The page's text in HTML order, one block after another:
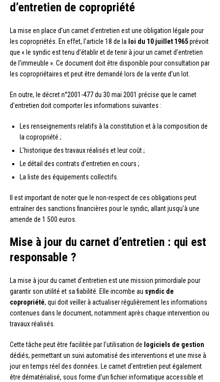
d’entretien de copropriété
La mise en place d’un carnet d’entretien est une obligation légale pour
les copropriétés. En effet, l’article 18 de la loi du 10 juillet 1965prévoit
que « le syndic est tenu d’établir et de tenir à jour un carnet d’entretien
de l’immeuble ». Ce document doit être disponible pour consultation par
les copropriétaires et peut être demandé lors de la vente d’un lot.
En outre, le décret n°2001-477 du 30 mai 2001 précise que le carnet
d’entretien doit comporter les informations suivantes :
Les renseignements relatifs à la constitution et à la composition de
la copropriété ;
L’historique des travaux réalisés et leur coût ;
Le détail des contrats d’entretien en cours ;
La liste des équipements collectifs.
Il est important de noter que le non-respect de ces obligations peut
entraîner des sanctions financières pour le syndic, allant jusqu’à une
amende de 1 500 euros.
Mise à jour du carnet d’entretien : qui est
responsable ?
La mise à jour du carnet d’entretien est une mission primordiale pour
garantir son utilité et sa fiabilité. Elle incombe au syndic de
copropriété, qui doit veiller à actualiser régulièrement les informations
contenues dans le document, notamment après chaque intervention ou
travaux réalisés.
Cette tâche peut être facilitée par l’utilisation de logiciels de gestion
dédiés, permettant un suivi automatisé des interventions et une mise à
jour en temps réel des données. Le carnet d’entretien peut également
être dématérialisé, sous forme d’un fichier informatique accessible et